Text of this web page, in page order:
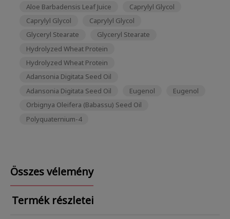
Aloe Barbadensis Leaf Juice
Caprylyl Glycol
Caprylyl Glycol
Caprylyl Glycol
Glyceryl Stearate
Glyceryl Stearate
Hydrolyzed Wheat Protein
Hydrolyzed Wheat Protein
Adansonia Digitata Seed Oil
Adansonia Digitata Seed Oil
Eugenol
Eugenol
Orbignya Oleifera (Babassu) Seed Oil
Polyquaternium-4
Összes vélemény
Termék részletei